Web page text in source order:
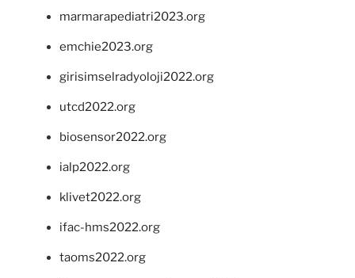
marmarapediatri2023.org
emchie2023.org
girisimselradyoloji2022.org
utcd2022.org
biosensor2022.org
ialp2022.org
klivet2022.org
ifac-hms2022.org
taoms2022.org